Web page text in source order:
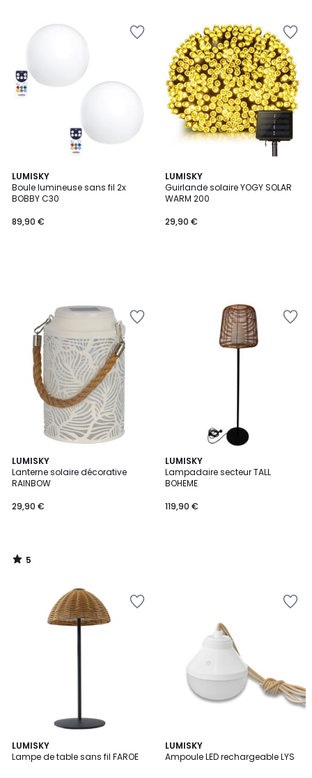
LUMISKY
Boule lumineuse sans fil 2x
BOBBY C30
89,90 €
LUMISKY
Guirlande solaire YOGY SOLAR
WARM 200
29,90 €
LUMISKY
Lanterne solaire décorative
RAINBOW
29,90 €
5
/
5
5
/
LUMISKY
Lampadaire secteur TALL
BOHEME
119,90 €
LUMISKY
Lampe de table sans fil FAROE
LUMISKY
Ampoule LED rechargeable LYS